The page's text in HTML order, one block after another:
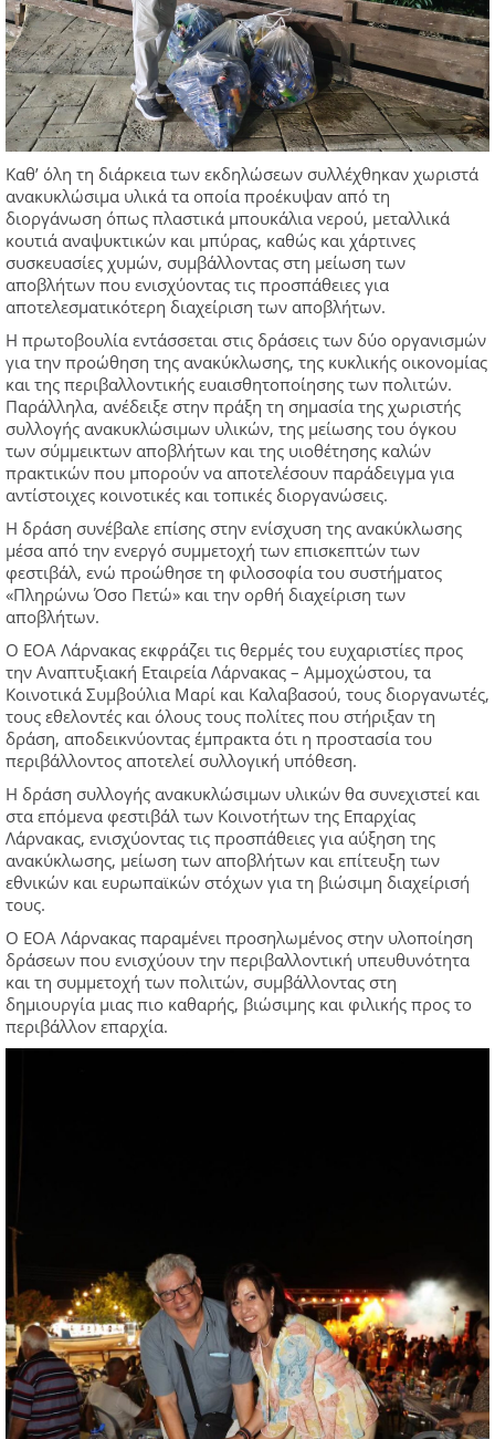
Καθ’ όλη τη διάρκεια των εκδηλώσεων συλλέχθηκαν χωριστά
ανακυκλώσιμα υλικά τα οποία προέκυψαν από τη
διοργάνωση όπως πλαστικά μπουκάλια νερού, μεταλλικά
κουτιά αναψυκτικών και μπύρας, καθώς και χάρτινες
συσκευασίες χυμών, συμβάλλοντας στη μείωση των
αποβλήτων που ενισχύοντας τις προσπάθειες για
αποτελεσματικότερη διαχείριση των αποβλήτων.
Η πρωτοβουλία εντάσσεται στις δράσεις των δύο οργανισμών
για την προώθηση της ανακύκλωσης, της κυκλικής οικονομίας
και της περιβαλλοντικής ευαισθητοποίησης των πολιτών.
Παράλληλα, ανέδειξε στην πράξη τη σημασία της χωριστής
συλλογής ανακυκλώσιμων υλικών, της μείωσης του όγκου
των σύμμεικτων αποβλήτων και της υιοθέτησης καλών
πρακτικών που μπορούν να αποτελέσουν παράδειγμα για
αντίστοιχες κοινοτικές και τοπικές διοργανώσεις.
Η δράση συνέβαλε επίσης στην ενίσχυση της ανακύκλωσης
μέσα από την ενεργό συμμετοχή των επισκεπτών των
φεστιβάλ, ενώ προώθησε τη φιλοσοφία του συστήματος
«Πληρώνω Όσο Πετώ» και την ορθή διαχείριση των
αποβλήτων.
Ο ΕΟΑ Λάρνακας εκφράζει τις θερμές του ευχαριστίες προς
την Αναπτυξιακή Εταιρεία Λάρνακας – Αμμοχώστου, τα
Κοινοτικά Συμβούλια Μαρί και Καλαβασού, τους διοργανωτές,
τους εθελοντές και όλους τους πολίτες που στήριξαν τη
δράση, αποδεικνύοντας έμπρακτα ότι η προστασία του
περιβάλλοντος αποτελεί συλλογική υπόθεση.
Η δράση συλλογής ανακυκλώσιμων υλικών θα συνεχιστεί και
στα επόμενα φεστιβάλ των Κοινοτήτων της Επαρχίας
Λάρνακας, ενισχύοντας τις προσπάθειες για αύξηση της
ανακύκλωσης, μείωση των αποβλήτων και επίτευξη των
εθνικών και ευρωπαϊκών στόχων για τη βιώσιμη διαχείρισή
τους.
Ο ΕΟΑ Λάρνακας παραμένει προσηλωμένος στην υλοποίηση
δράσεων που ενισχύουν την περιβαλλοντική υπευθυνότητα
και τη συμμετοχή των πολιτών, συμβάλλοντας στη
δημιουργία μιας πιο καθαρής, βιώσιμης και φιλικής προς το
περιβάλλον επαρχία.